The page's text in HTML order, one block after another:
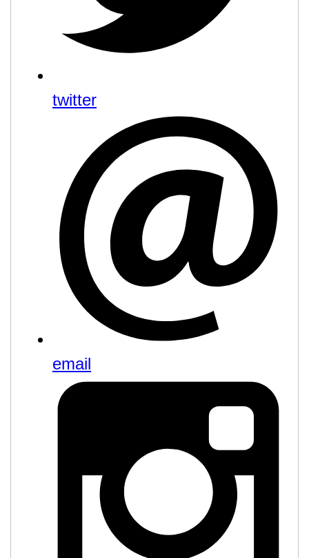
twitter
email